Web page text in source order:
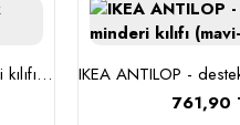
IKEA ANTILOP - destek minderi kılıfı (çok renkli)
761,90